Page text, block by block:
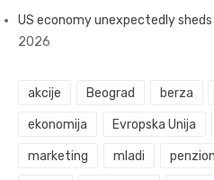
US economy unexpectedly
2026
akcije Beograd berza
ekonomija Evropska Unija
marketing mladi